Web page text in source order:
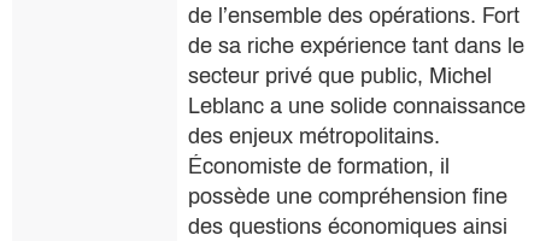
de l’ensemble des opérations. Fort
de sa riche expérience tant dans le
secteur privé que public, Michel
Leblanc a une solide connaissance
des enjeux métropolitains.
Économiste de formation, il
possède une compréhension fine
des questions économiques ainsi